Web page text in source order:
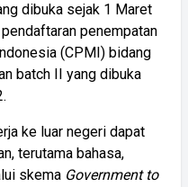
dibuka sejak 1 Maret
penempatan
(CPMI) bidang
batch II yang dibuka
ke luar negeri dapat
terutama bahasa,
skema Government to